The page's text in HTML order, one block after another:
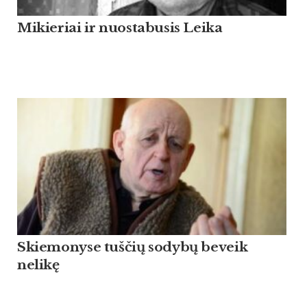
Mikieriai ir nuostabusis Leika
Skiemonyse tuščių sodybų beveik
nelikę